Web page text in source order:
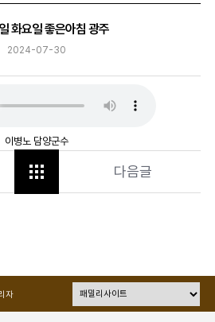
화요일 좋은아침 광주
2024-07-30
이병노 담양군수
다음글
자